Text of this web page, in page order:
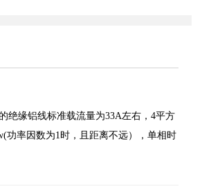
绝缘铝线标准载流量为33A左右，4平方
功率因数为1时，且距离不远），单相时